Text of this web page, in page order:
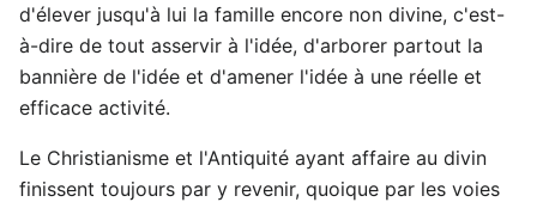
d'élever jusqu'à lui la famille encore non divine, c'est-
à-dire de tout asservir à l'idée, d'arborer partout la
bannière de l'idée et d'amener l'idée à une réelle et
efficace activité.
Le Christianisme et l'Antiquité ayant affaire au divin
finissent toujours par y revenir, quoique par les voies